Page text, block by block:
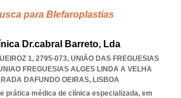
para Blefaroplastias
Dr.cabral Barreto, Lda
1, 2795-073, UNIÃO DAS FREGUESIAS
FREGUESIAS ALGES LINDA A VELHA
DAFUNDO OEIRAS, LISBOA
prática médica de clínica especializada, em